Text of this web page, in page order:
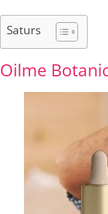
Saturs
Oilme